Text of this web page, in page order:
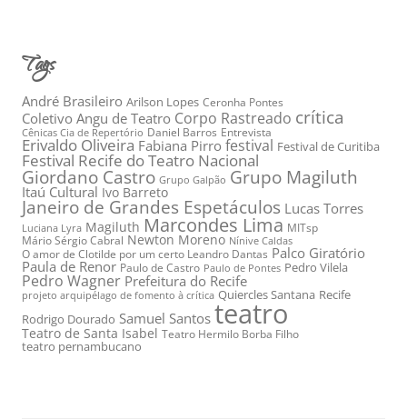
Tags
André Brasileiro Arilson Lopes Ceronha Pontes
Coletivo Angu de Teatro Corpo Rastreado crítica
Cênicas Cia de Repertório Daniel Barros Entrevista
Erivaldo Oliveira Fabiana Pirro festival Festival de Curitiba
Festival Recife do Teatro Nacional
Giordano Castro Grupo Galpão Grupo Magiluth
Itaú Cultural Ivo Barreto
Janeiro de Grandes Espetáculos Lucas Torres
Luciana Lyra Magiluth Marcondes Lima MITsp
Mário Sérgio Cabral Newton Moreno Nínive Caldas
O amor de Clotilde por um certo Leandro Dantas Palco Giratório
Paula de Renor Paulo de Castro Paulo de Pontes Pedro Vilela
Pedro Wagner Prefeitura do Recife
projeto arquipélago de fomento à crítica Quiercles Santana Recife
Rodrigo Dourado Samuel Santos teatro
Teatro de Santa Isabel Teatro Hermilo Borba Filho
teatro pernambucano